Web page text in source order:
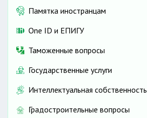
Памятка иностранцам
One ID и ЕПИГУ
Таможенные вопросы
Государственные услуги
Интеллектуальная собственность
Градостроительные вопросы